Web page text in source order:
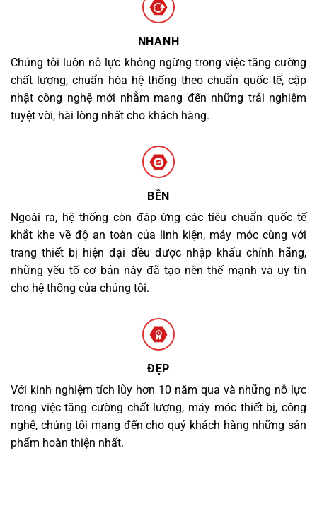
NHANH
Chúng tôi luôn nỗ lực không ngừng trong việc tăng cường
chất lượng, chuẩn hóa hệ thống theo chuẩn quốc tế, cập
nhật công nghệ mới nhằm mang đến những trải nghiệm
tuyệt vời, hài lòng nhất cho khách hàng.
BỀN
Ngoài ra, hệ thống còn đáp ứng các tiêu chuẩn quốc tế
khắt khe về độ an toàn của linh kiện, máy móc cùng với
trang thiết bị hiện đại đều được nhập khẩu chính hãng,
những yếu tố cơ bản này đã tạo nên thế mạnh và uy tín
cho hệ thống của chúng tôi.
ĐẸP
Với kinh nghiệm tích lũy hơn 10 năm qua và những nỗ lực
trong việc tăng cường chất lượng, máy móc thiết bị, công
nghệ, chúng tôi mang đến cho quý khách hàng những sản
phẩm hoàn thiện nhất.